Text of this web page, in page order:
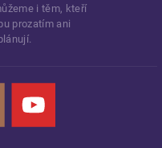
i těm, kteří
prozatím ani
YouTube